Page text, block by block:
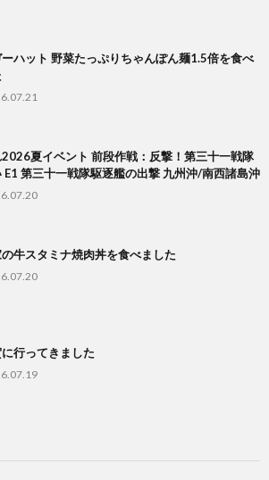
ーハット 野菜たっぷりちゃんぽん麺1.5倍を食べ
夏イベント 前段作戦：反撃！第三十一戦隊
E1 第三十一戦隊駆逐艦の出撃 九州沖/南西諸島沖
牛スタミナ焼肉丼を食べました
行ってきました